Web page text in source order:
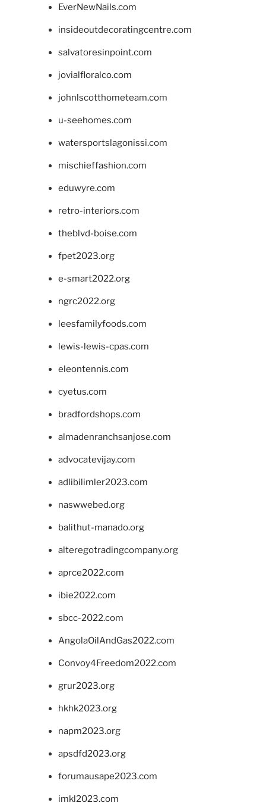
EverNewNails.com
insideoutdecoratingcentre.com
salvatoresinpoint.com
jovialfloralco.com
johnlscotthometeam.com
u-seehomes.com
watersportslagonissi.com
mischieffashion.com
eduwyre.com
retro-interiors.com
theblvd-boise.com
fpet2023.org
e-smart2022.org
ngrc2022.org
leesfamilyfoods.com
lewis-lewis-cpas.com
eleontennis.com
cyetus.com
bradfordshops.com
almadenranchsanjose.com
advocatevijay.com
adlibilimler2023.com
naswwebed.org
balithut-manado.org
alteregotradingcompany.org
aprce2022.com
ibie2022.com
sbcc-2022.com
AngolaOilAndGas2022.com
Convoy4Freedom2022.com
grur2023.org
hkhk2023.org
napm2023.org
apsdfd2023.org
forumausape2023.com
imkl2023.com